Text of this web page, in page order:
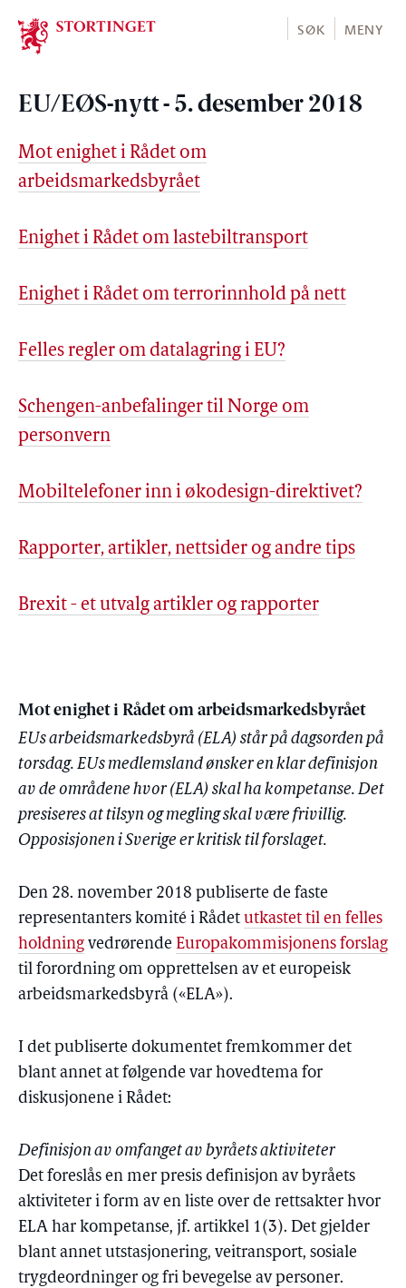
Stortinget.no
SØK MENY
EU/EØS-nytt - 5. desember 2018
Mot enighet i Rådet om
arbeidsmarkedsbyrået
Enighet i Rådet om lastebiltransport
Enighet i Rådet om terrorinnhold på nett
Felles regler om datalagring i EU?
Schengen-anbefalinger til Norge om
personvern
Mobiltelefoner inn i økodesign-direktivet?
Rapporter, artikler, nettsider og andre tips
Brexit - et utvalg artikler og rapporter
Mot enighet i Rådet om arbeidsmarkedsbyrået
EUs arbeidsmarkedsbyrå (ELA) står på dagsorden på
torsdag. EUs medlemsland ønsker en klar definisjon
av de områdene hvor (ELA) skal ha kompetanse. Det
presiseres at tilsyn og megling skal være frivillig.
Opposisjonen i Sverige er kritisk til forslaget.
Den 28. november 2018 publiserte de faste
representanters komité i Rådet utkastet til en felles
holdning vedrørende Europakommisjonens forslag
til forordning om opprettelsen av et europeisk
arbeidsmarkedsbyrå («ELA»).
I det publiserte dokumentet fremkommer det
blant annet at følgende var hovedtema for
diskusjonene i Rådet:
Definisjon av omfanget av byråets aktiviteter
Det foreslås en mer presis definisjon av byråets
aktiviteter i form av en liste over de rettsakter hvor
ELA har kompetanse, jf. artikkel 1(3). Det gjelder
blant annet utstasjonering, veitransport, sosiale
trygdeordninger og fri bevegelse av personer.